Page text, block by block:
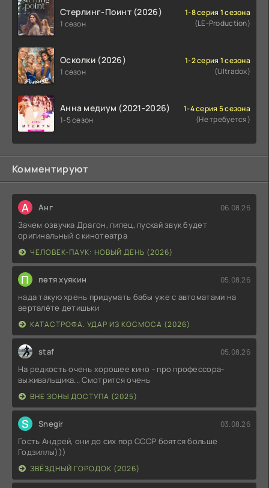
Стерлинг-Поинт (2026)
1 сезон
1-8 серия 1 сезона
(LE-Production)
Осколки (2026)
1 сезон
1-2 серия 1 сезона
(Ultradox)
Анна медиум (2021-2026)
1-5 сезон
1-4 серия 5 сезона
(Не требуется)
Комментируют
А Анг 06.08.26
Зачем озвучка Драгон, пипец, пускай звук будет
оригинальный с кинотеатра
ЧЕЛОВЕК-ПАУК: НОВЫЙ ДЕНЬ (2026)
П петя хуякин 05.08.26
нада такую хрень придумать бабы уже с автоматами на
верталёте детишьки
КАТАСТРОФА. УДАР ИЗ КОСМОСА (2026)
staf 05.08.26
На редкость очень хорошее кино - про профессора-
выживальщика... Смотрится очень
ВНЕ ЗОНЫ ДОСТУПА (2025)
S Snegir 03.08.26
Гость Андрей, они до сих пор СССР боятся больше
Годзиллы)))
ЗВЁЗДНЫЙ ГОРОДОК (2026)